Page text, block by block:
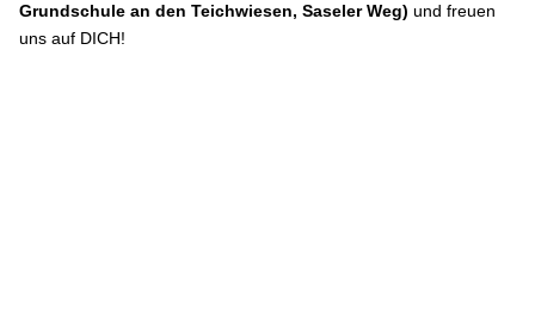
Grundschule an den Teichwiesen, Saseler Weg) und freuen
uns auf DICH!